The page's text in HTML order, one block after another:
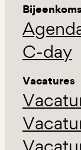
C-day
Vacatures